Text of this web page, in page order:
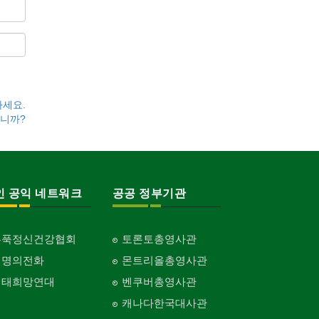
요.
까?
공익 네트워크
정신건강협회
의전화
희망연대
공공 정부기관
토론토총영사관
몬트리올총영사관
벤쿠버총영사관
캐나다한국대사관